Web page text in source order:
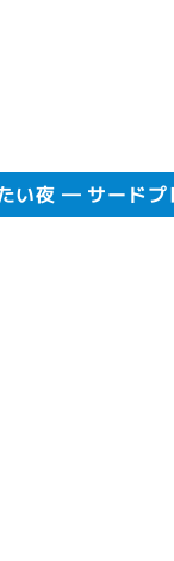
い夜 ― サードプ